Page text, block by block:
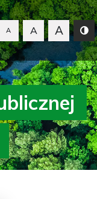
A A A